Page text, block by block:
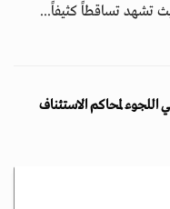
تشهد تساقطاً كثيفاً...
لمحاكم الاستئناف